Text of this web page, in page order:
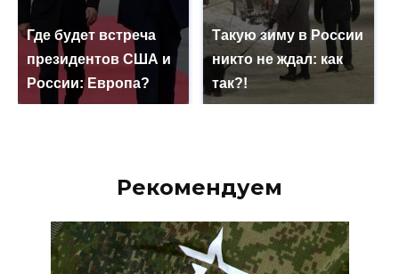
Где будет встреча
президентов США и
России: Европа?
Такую зиму в России
никто не ждал: как
так?!
Рекомендуем